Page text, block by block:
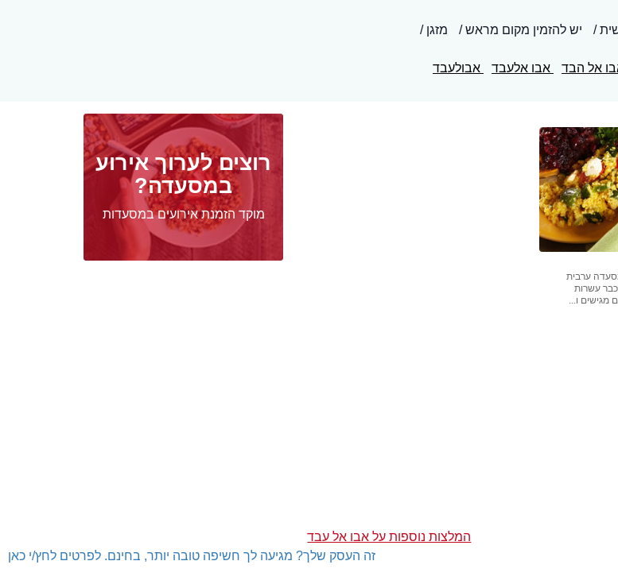
יש להזמין מקום מראש
מזגן
אל הבד אבו אלעבד אבולעבד
ערבית
עשרות
ו...
המלצות נוספות על אבו אל עבד
רוצים לערוך אירוע
במסעדה?
מוקד הזמנת אירועים במסעדות
זה העסק שלך? מגיעה לך חשיפה טובה יותר, בחינם. לפרטים לחץ/י כאן